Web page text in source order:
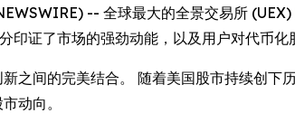
-- 全球最大的全景交易所 (UEX)
印证了市场的强劲动能，以及用户对代币化
之间的完美结合。 随着美国股市持续创
动向。